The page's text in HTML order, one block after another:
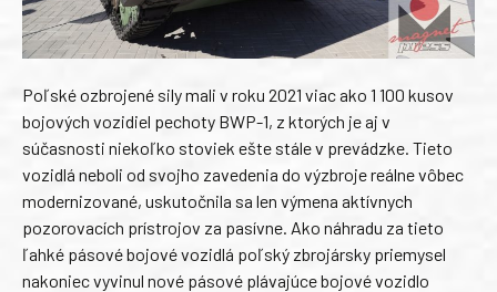
Poľské ozbrojené sily mali v roku 2021 viac ako 1 100 kusov
bojových vozidiel pechoty BWP-1, z ktorých je aj v
súčasnosti niekoľko stoviek ešte stále v prevádzke. Tieto
vozidlá neboli od svojho zavedenia do výzbroje reálne vôbec
modernizované, uskutočnila sa len výmena aktívnych
pozorovacích prístrojov za pasívne. Ako náhradu za tieto
ľahké pásové bojové vozidlá poľský zbrojársky priemysel
nakoniec vyvinul nové pásové plávajúce bojové vozidlo